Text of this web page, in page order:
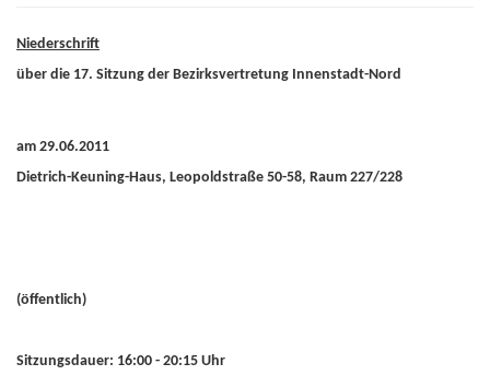
Niederschrift
über die 17. Sitzung der Bezirksvertretung Innenstadt-Nord
am 29.06.2011
Dietrich-Keuning-Haus, Leopoldstraße 50-58, Raum 227/228
(öffentlich)
Sitzungsdauer: 16:00 - 20:15 Uhr